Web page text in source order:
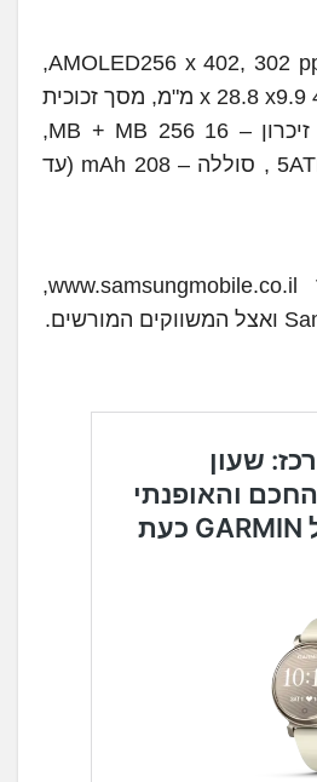
תצוגה – 1.6 אינץ' AMOLED256 x 402, 302 ppi,
מידות ומשקל – 42.9 x 28.8 x9.9 מ"מ, מסך זכוכית
2.5 וגוף אלומיניום, זיכרון – 16 MB + MB 256,
עמידות – 5ATM + IP68 , סוללה – 208 mAh (עד
ניתן להזמין באתר www.samsungmobile.co.il,